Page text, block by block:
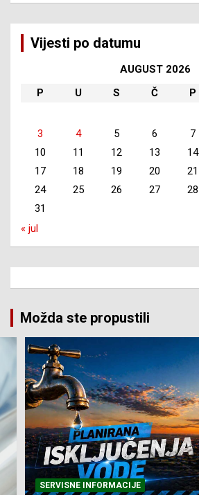
Vijesti po datumu
AUGUST 2026
P
U S Č P
3
4 5 6 7
10
11 12 13 14
17
18 19 20 21
24
25 26 27 28
31
« jul
Možda ste propustili
SERVISNE INFORMACIJE